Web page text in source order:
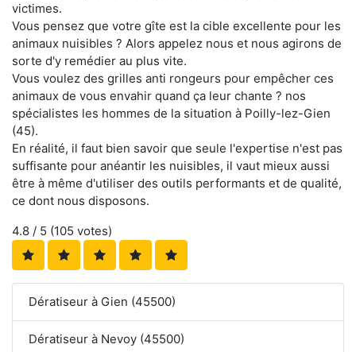
victimes.
Vous pensez que votre gîte est la cible excellente pour les
animaux nuisibles ? Alors appelez nous et nous agirons de
sorte d'y remédier au plus vite.
Vous voulez des grilles anti rongeurs pour empêcher ces
animaux de vous envahir quand ça leur chante ? nos
spécialistes les hommes de la situation à Poilly-lez-Gien
(45).
En réalité, il faut bien savoir que seule l'expertise n'est pas
suffisante pour anéantir les nuisibles, il vaut mieux aussi
être à même d'utiliser des outils performants et de qualité,
ce dont nous disposons.
4.8 / 5 (105 votes)
Dératiseur à Gien (45500)
Dératiseur à Nevoy (45500)